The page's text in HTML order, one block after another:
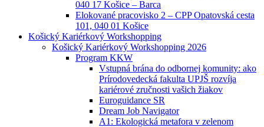
040 17 Košice – Barca
Elokované pracovisko 2 – CPP Opatovská cesta
101, 040 01 Košice
Košický Kariérkový Workshopping
Košický Kariérkový Workshopping 2026
Program KKW
Vstupná brána do odbornej komunity: ako
Prírodovedecká fakulta UPJŠ rozvíja
kariérové zručnosti vašich žiakov
Euroguidance SR
Dream Job Navigator
A1: Ekologická metafora v zelenom